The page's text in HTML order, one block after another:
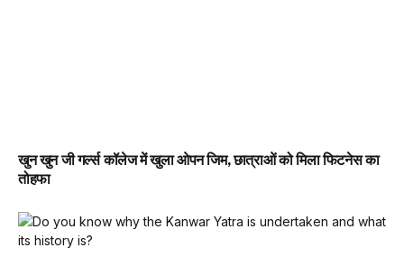
खुन खुन जी गर्ल्स कॉलेज में खुला ओपन जिम, छात्राओं को मिला फिटनेस का
तोहफा